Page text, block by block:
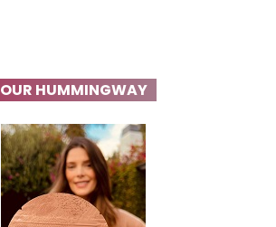
OUR HUMMINGWAY